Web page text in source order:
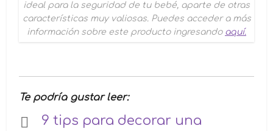
ideal para la seguridad de tu bebé, aparte de otras
características muy valiosas. Puedes acceder a más
información sobre este producto ingresando aquí.
Te podría gustar leer:
9 tips para decorar una